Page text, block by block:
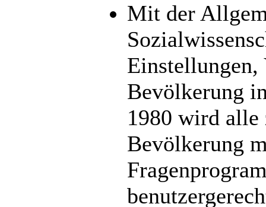
Mit der
Einstellungen,
Bevölkerung
1980 wird alle
Bevölkerung